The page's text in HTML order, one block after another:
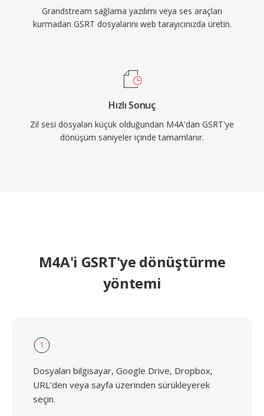
Grandstream sağlama yazılımı veya ses araçları
kurmadan GSRT dosyalarını web tarayıcınızda üretin.
Hızlı Sonuç
Zil sesi dosyaları küçük olduğundan M4A'dan GSRT'ye
dönüşüm saniyeler içinde tamamlanır.
M4A'i GSRT'ye dönüştürme
yöntemi
1
Dosyaları bilgisayar, Google Drive, Dropbox,
URL'den veya sayfa üzerinden sürükleyerek
seçin.